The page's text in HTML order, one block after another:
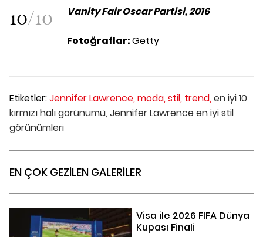
10/10 Vanity Fair Oscar Partisi, 2016
Fotoğraflar:Getty
Etiketler:Jennifer Lawrence,moda,stil, trend,en iyi 10
kırmızı halı görünümü, Jennifer Lawrence en iyi stil
görünümleri
EN ÇOK GEZİLEN GALERİLER
Visa ile 2026 FIFA Dünya
Kupası Finali